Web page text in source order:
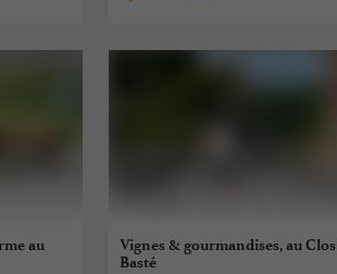
au
Vignes & gourmandises, au Clos
Basté